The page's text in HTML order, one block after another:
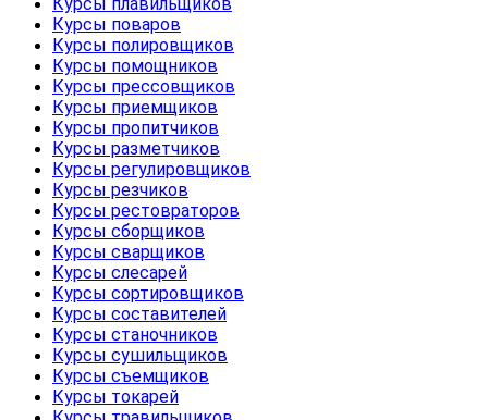
Курсы поваров
Курсы полировщиков
Курсы помощников
Курсы прессовщиков
Курсы приемщиков
Курсы пропитчиков
Курсы разметчиков
Курсы регулировщиков
Курсы резчиков
Курсы рестовраторов
Курсы сборщиков
Курсы сварщиков
Курсы слесарей
Курсы сортировщиков
Курсы составителей
Курсы станочников
Курсы сушильщиков
Курсы съемщиков
Курсы токарей